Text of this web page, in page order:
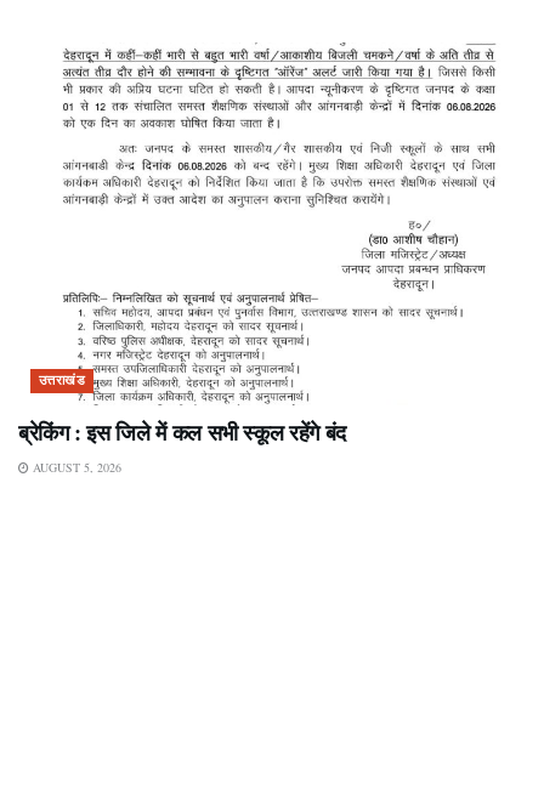
उत्तराखंड
ब्रेकिंग : इस जिले में कल सभी स्कूल रहेंगे बंद
AUGUST 5, 2026